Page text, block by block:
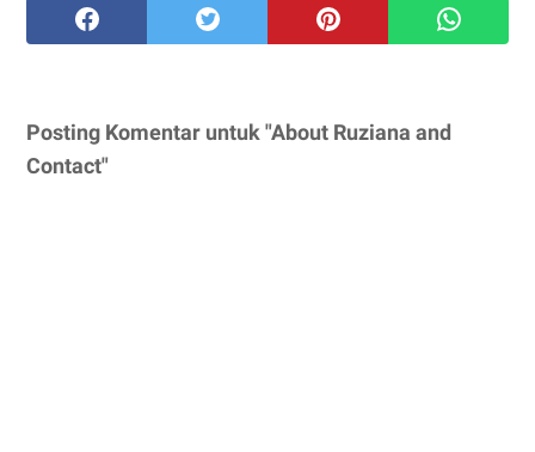
Posting Komentar untuk "About Ruziana and
Contact"